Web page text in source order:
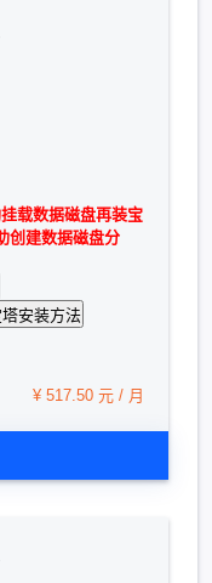
载数据磁盘再装宝
创建数据磁盘分
¥ 517.50 元 / 月